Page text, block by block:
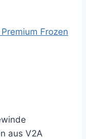
Frozen
aus V2A